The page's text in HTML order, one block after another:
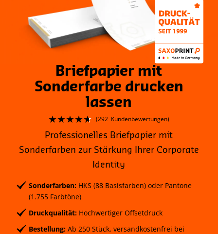
Briefpapier mit
Sonderfarbe drucken
lassen
(292 Kundenbewertungen)
Professionelles Briefpapier mit
Sonderfarben zur Stärkung Ihrer Corporate
Identity
Sonderfarben:HKS (88 Basisfarben) oder Pantone
(1.755 Farbtöne)
Druckqualität:Hochwertiger Offsetdruck
Bestellung:Ab 250 Stück, versandkostenfrei bei